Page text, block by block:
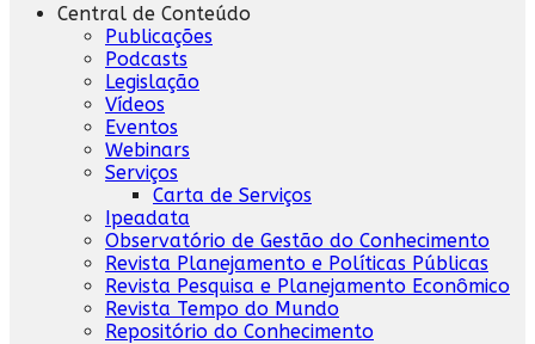
Central de Conteúdo
Publicações
Podcasts
Legislação
Vídeos
Eventos
Webinars
Serviços
Carta de Serviços
Ipeadata
Observatório de Gestão do Conhecimento
Revista Planejamento e Políticas Públicas
Revista Pesquisa e Planejamento Econômico
Revista Tempo do Mundo
Repositório do Conhecimento